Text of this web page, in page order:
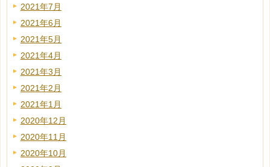
2021年7月
2021年6月
2021年5月
2021年4月
2021年3月
2021年2月
2021年1月
2020年12月
2020年11月
2020年10月